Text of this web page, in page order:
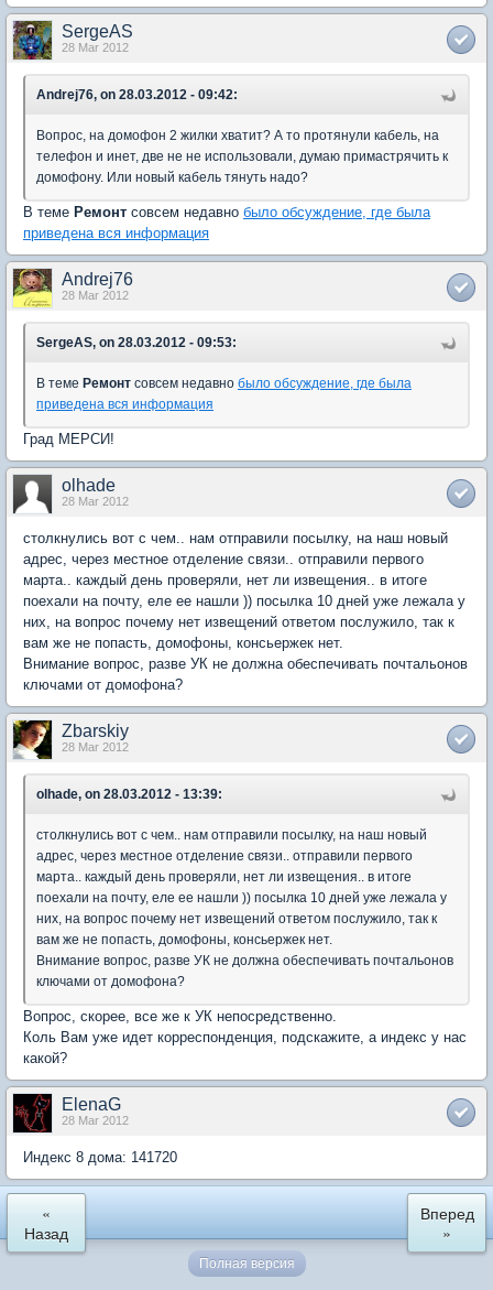
SergeAS
28 Mar 2012
Andrej76, on 28.03.2012 - 09:42:
Вопрос, на домофон 2 жилки хватит? А то протянули кабель, на
телефон и инет, две не не использовали, думаю примастрячить к
домофону. Или новый кабель тянуть надо?
В теме Ремонт совсем недавно было обсуждение, где была
приведена вся информация
Andrej76
28 Mar 2012
SergeAS, on 28.03.2012 - 09:53:
В теме Ремонт совсем недавно было обсуждение, где была
приведена вся информация
Град МЕРСИ!
olhade
28 Mar 2012
столкнулись вот с чем.. нам отправили посылку, на наш новый
адрес, через местное отделение связи.. отправили первого
марта.. каждый день проверяли, нет ли извещения.. в итоге
поехали на почту, еле ее нашли )) посылка 10 дней уже лежала у
них, на вопрос почему нет извещений ответом послужило, так к
вам же не попасть, домофоны, консьержек нет.
Внимание вопрос, разве УК не должна обеспечивать почтальонов
ключами от домофона?
Zbarskiy
28 Mar 2012
olhade, on 28.03.2012 - 13:39:
столкнулись вот с чем.. нам отправили посылку, на наш новый
адрес, через местное отделение связи.. отправили первого
марта.. каждый день проверяли, нет ли извещения.. в итоге
поехали на почту, еле ее нашли )) посылка 10 дней уже лежала у
них, на вопрос почему нет извещений ответом послужило, так к
вам же не попасть, домофоны, консьержек нет.
Внимание вопрос, разве УК не должна обеспечивать почтальонов
ключами от домофона?
Вопрос, скорее, все же к УК непосредственно.
Коль Вам уже идет корреспонденция, подскажите, а индекс у нас
какой?
ElenaG
28 Mar 2012
Индекс 8 дома: 141720
«
Назад
Вперед
»
Полная версия